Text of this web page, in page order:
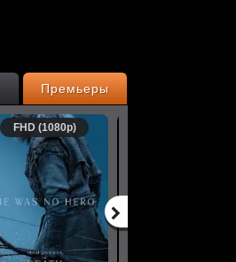
Премьеры
FHD (1080p)